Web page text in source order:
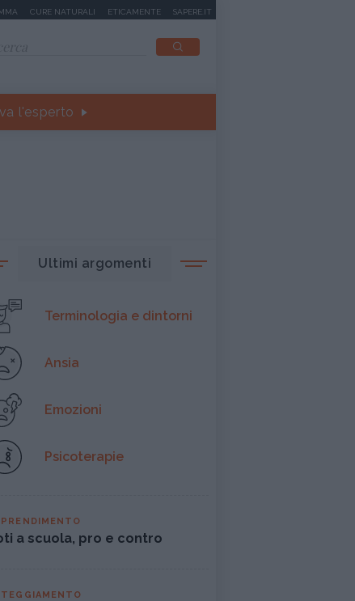
CURE NATURALI ETICAMENTE SAPERE.IT
l'esperto
Ultimi argomenti
Terminologia e dintorni
Ansia
Emozioni
Psicoterapie
a scuola, pro e contro